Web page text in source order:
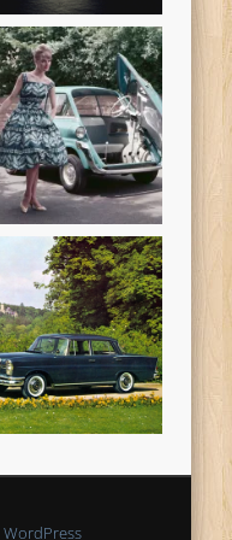
WordPress